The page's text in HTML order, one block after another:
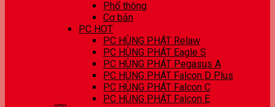
Phổ thông
Cơ bản
PC HOT
PC HÙNG PHÁT Relaw
PC HÙNG PHÁT Eagle S
PC HÙNG PHÁT Pegasus A
PC HÙNG PHÁT Falcon D Plus
PC HÙNG PHÁT Falcon C
PC HÙNG PHÁT Falcon E